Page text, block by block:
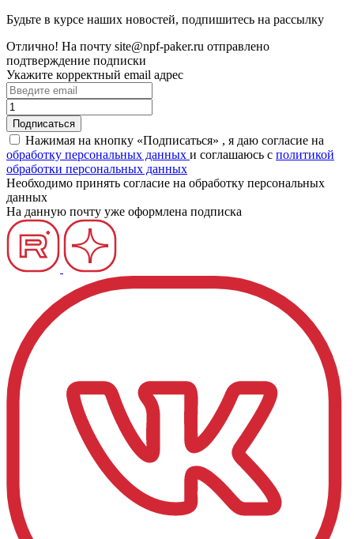
Будьте в курсе наших новостей, подпишитесь на рассылку
Отлично! На почту site@npf-paker.ru отправлено
подтверждение подписки
Укажите корректный email адрес
Нажимая на кнопку «Подписаться» , я даю согласие на
обработку персональных данных и соглашаюсь c политикой
обработки персональных данных
Необходимо принять согласие на обработку персональных
данных
На данную почту уже оформлена подписка